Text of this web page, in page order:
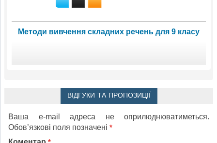
Методи вивчення складних речень для 9 класу
ВІДГУКИ ТА ПРОПОЗИЦІЇ
Ваша e-mail адреса не оприлюднюватиметься.
Обов’язкові поля позначені *